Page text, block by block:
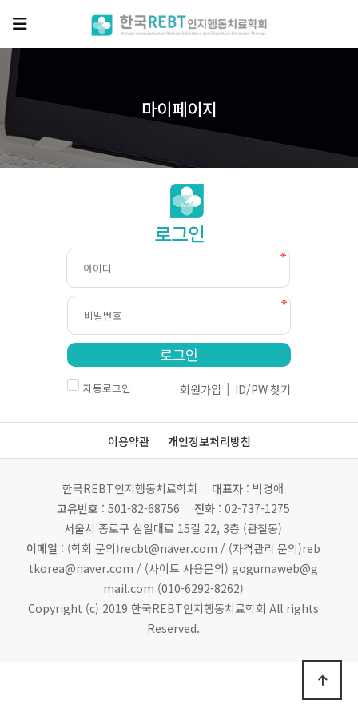
마이페이지
로그인
로그인
자동로그인 회원가입 | ID/PW 찾기
이용약관 개인정보처리방침
한국REBT인지행동치료학회 대표자 : 박경애
고유번호 : 501-82-68756 전화: 02-737-1275
서울시 종로구 삼일대로 15길 22, 3층 (관철동)
이메일 : (학회 문의)recbt@naver.com / (자격관리 문의)reb
tkorea@naver.com / (사이트 사용문의) gogumaweb@g
mail.com (010-6292-8262)
Copyright (c) 2019 한국REBT인지행동치료학회 All rights
Reserved.
상단으로